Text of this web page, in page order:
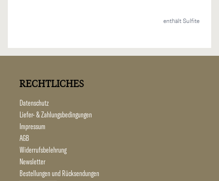
enthält Sulfite
RECHTLICHES
Datenschutz
Liefer- & Zahlungsbedingungen
Impressum
AGB
Widerrufsbelehrung
Newsletter
Bestellungen und Rücksendungen